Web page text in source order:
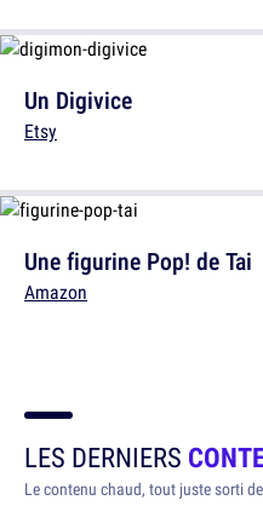
Une figurine Pop! de Tai
Amazon
Un Digivice
Etsy
LES DERNIERS
Le contenu chaud, tout juste sorti